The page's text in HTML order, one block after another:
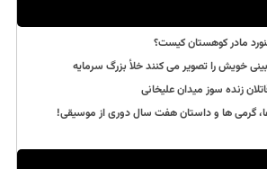
بینی خویش را تصویر می کنند خلأ بزرگ سرمایه
زنده سوز میدان علیخانی
گرمی ها و داستان هفت سال دوری از موسیقی!